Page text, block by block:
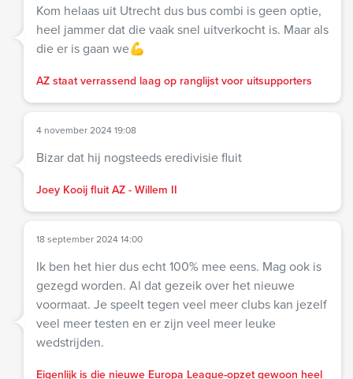
Kom helaas uit Utrecht dus bus combi is geen optie,
heel jammer dat die vaak snel uitverkocht is. Maar als
die er is gaan we💪
AZ staat verrassend laag op ranglijst voor uitsupporters
4 november 2024 19:08
Bizar dat hij nogsteeds eredivisie fluit
Joey Kooij fluit AZ - Willem II
18 september 2024 14:00
Ik ben het hier dus echt 100% mee eens. Mag ook is
gezegd worden. Al dat gezeik over het nieuwe
voormaat. Je speelt tegen veel meer clubs kan jezelf
veel meer testen en er zijn veel meer leuke
wedstrijden.
Eigenlijk is die nieuwe Europa League-opzet gewoon heel